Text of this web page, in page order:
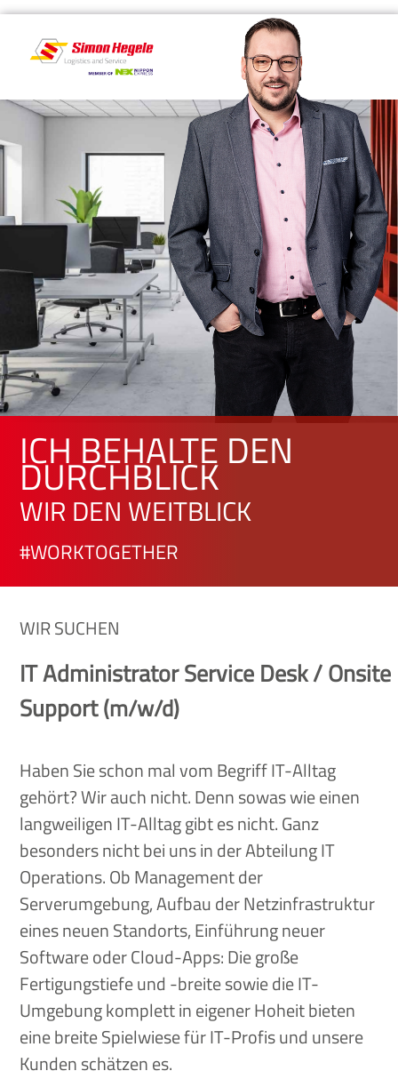
ICH BEHALTE DEN
DURCHBLICK
WIR DEN WEITBLICK
#WORKTOGETHER
WIR SUCHEN
IT Administrator Service Desk / Onsite
Support(m/w/d)
Haben Sie schon mal vom Begriff IT-Alltag
gehört? Wir auch nicht. Denn sowas wie einen
langweiligen IT-Alltag gibt es nicht. Ganz
besonders nicht bei uns in der Abteilung IT
Operations. Ob Management der
Serverumgebung, Aufbau der Netzinfrastruktur
eines neuen Standorts, Einführung neuer
Software oder Cloud-Apps: Die große
Fertigungstiefe und -breite sowie die IT-
Umgebung komplett in eigener Hoheit bieten
eine breite Spielwiese für IT-Profis und unsere
Kunden schätzen es.